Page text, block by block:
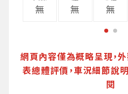
無 無 無
網頁內容僅為概略呈現，
表總體評價，車況細節說
閱